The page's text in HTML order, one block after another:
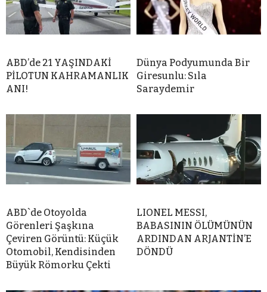
ABD’de 21 YAŞINDAKİ
PİLOTUN KAHRAMANLIK
ANI!
Dünya Podyumunda Bir
Giresunlu: Sıla
Saraydemir
ABD`de Otoyolda
Görenleri Şaşkına
Çeviren Görüntü: Küçük
Otomobil, Kendisinden
Büyük Römorku Çekti
LIONEL MESSI,
BABASININ ÖLÜMÜNÜN
ARDINDAN ARJANTİN’E
DÖNDÜ